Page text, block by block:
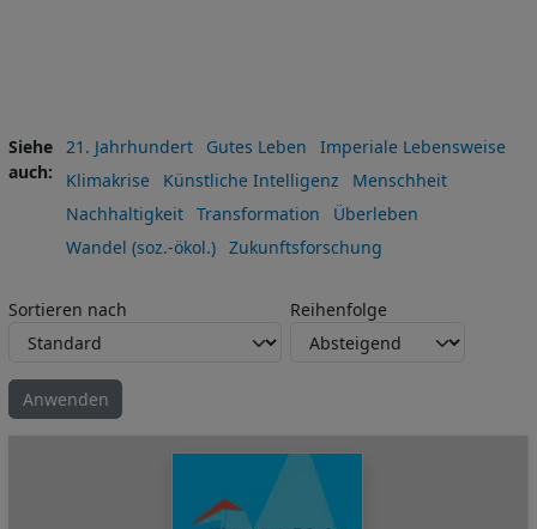
Siehe
auch
21. Jahrhundert Gutes Leben
Imperiale Lebensweise
Klimakrise
Künstliche Intelligenz
Menschheit
Nachhaltigkeit
Transformation
Überleben
Wandel (soz.-ökol.)
Zukunftsforschung
Sortieren nach Reihenfolge